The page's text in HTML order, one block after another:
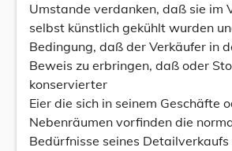
Umstande verdanken, daß sie im
selbst künstlich gekühlt wurden
Bedingung, daß der Verkäufer in
Beweis zu erbringen, daß oder
konservierter
Eier die sich in seinem Geschäfte
Nebenräumen vorfinden die
Bedürfnisse seines